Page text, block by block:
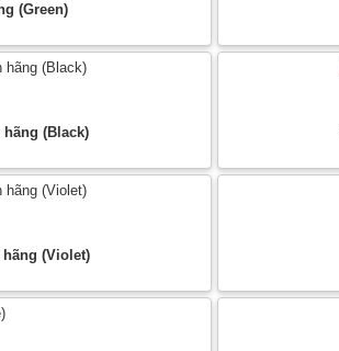
(Green)
(Black)
(Violet)